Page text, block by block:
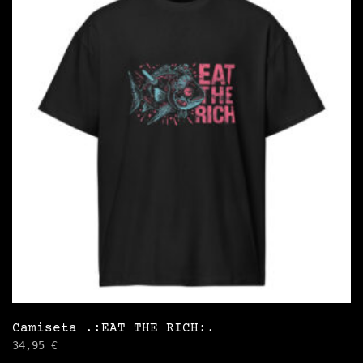
se
pueden
elegir
Camiseta .:EAT THE RICH:.
34,95 €